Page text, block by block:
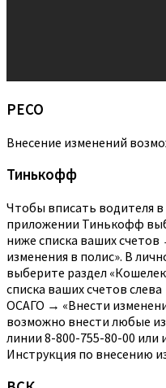
РЕСО
Внесение изменений
Тинькофф
Чтобы вписать водителя
приложении Тинькофф
ниже списка ваших
изменения в полис». В
выберите раздел
списка ваших счетов
ОСАГО → «Внести
возможно внести любые
линии 8-800-755-80-00 или
Инструкция по внесению